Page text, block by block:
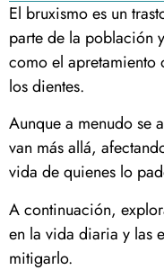
El bruxismo es un
parte de la población
como el
los dientes.
Aunque a menudo se
van más allá,
vida de quienes lo
A continuación,
en la vida diaria y las
mitigarlo.